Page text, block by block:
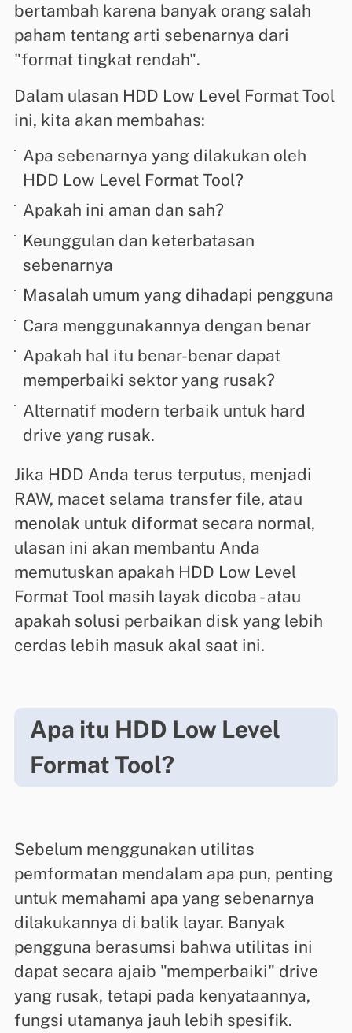
bertambah karena banyak orang salah
paham tentang arti sebenarnya dari
"format tingkat rendah".
Dalam ulasan HDD Low Level Format Tool
ini, kita akan membahas:
Apa sebenarnya yang dilakukan oleh
HDD Low Level Format Tool?
Apakah ini aman dan sah?
Keunggulan dan keterbatasan
sebenarnya
Masalah umum yang dihadapi pengguna
Cara menggunakannya dengan benar
Apakah hal itu benar-benar dapat
memperbaiki sektor yang rusak?
Alternatif modern terbaik untuk hard
drive yang rusak.
Jika HDD Anda terus terputus, menjadi
RAW, macet selama transfer file, atau
menolak untuk diformat secara normal,
ulasan ini akan membantu Anda
memutuskan apakah HDD Low Level
Format Tool masih layak dicoba - atau
apakah solusi perbaikan disk yang lebih
cerdas lebih masuk akal saat ini.
Apa itu HDD Low Level
Format Tool?
Sebelum menggunakan utilitas
pemformatan mendalam apa pun, penting
untuk memahami apa yang sebenarnya
dilakukannya di balik layar. Banyak
pengguna berasumsi bahwa utilitas ini
dapat secara ajaib "memperbaiki" drive
yang rusak, tetapi pada kenyataannya,
fungsi utamanya jauh lebih spesifik.